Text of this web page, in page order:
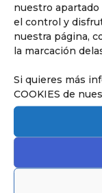
nuestro apartado
el control y
nuestra página,
la marcación
Si quieres más
COOKIES de